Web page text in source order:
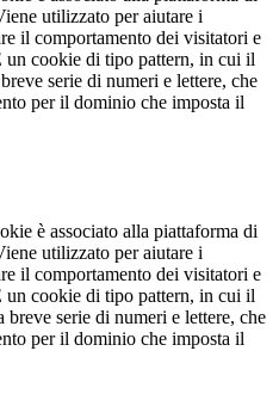
utilizzato per aiutare i
il comportamento dei visitatori e
un cookie di tipo pattern, in cui il
serie di numeri e lettere, che
per il dominio che imposta il
è associato alla piattaforma di
utilizzato per aiutare i
il comportamento dei visitatori e
un cookie di tipo pattern, in cui il
breve serie di numeri e lettere, che
per il dominio che imposta il